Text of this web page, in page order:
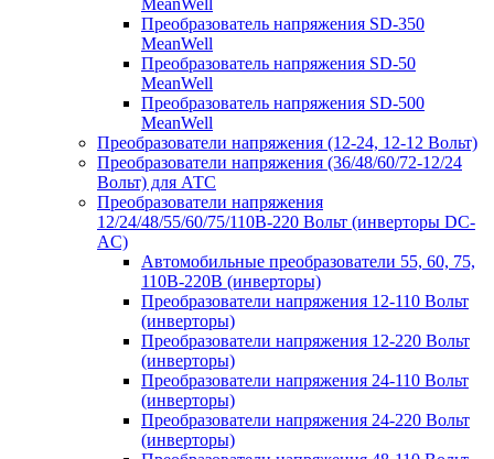
MeanWell
Преобразователь напряжения SD-350
MeanWell
Преобразователь напряжения SD-50
MeanWell
Преобразователь напряжения SD-500
MeanWell
Преобразователи напряжения (12-24, 12-12 Вольт)
Преобразователи напряжения (36/48/60/72-12/24
Вольт) для АТС
Преобразователи напряжения
12/24/48/55/60/75/110В-220 Вольт (инверторы DC-
AC)
Автомобильные преобразователи 55, 60, 75,
110В-220В (инверторы)
Преобразователи напряжения 12-110 Вольт
(инверторы)
Преобразователи напряжения 12-220 Вольт
(инверторы)
Преобразователи напряжения 24-110 Вольт
(инверторы)
Преобразователи напряжения 24-220 Вольт
(инверторы)